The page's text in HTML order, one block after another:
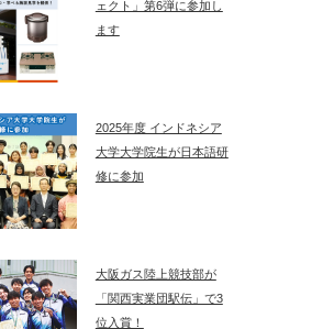
ェクト」第6弾に参加し
ます
2025年度 インドネシア
大学大学院生が日本語研
修に参加
大阪ガス陸上競技部が
「関西実業団駅伝」で3
位入賞！